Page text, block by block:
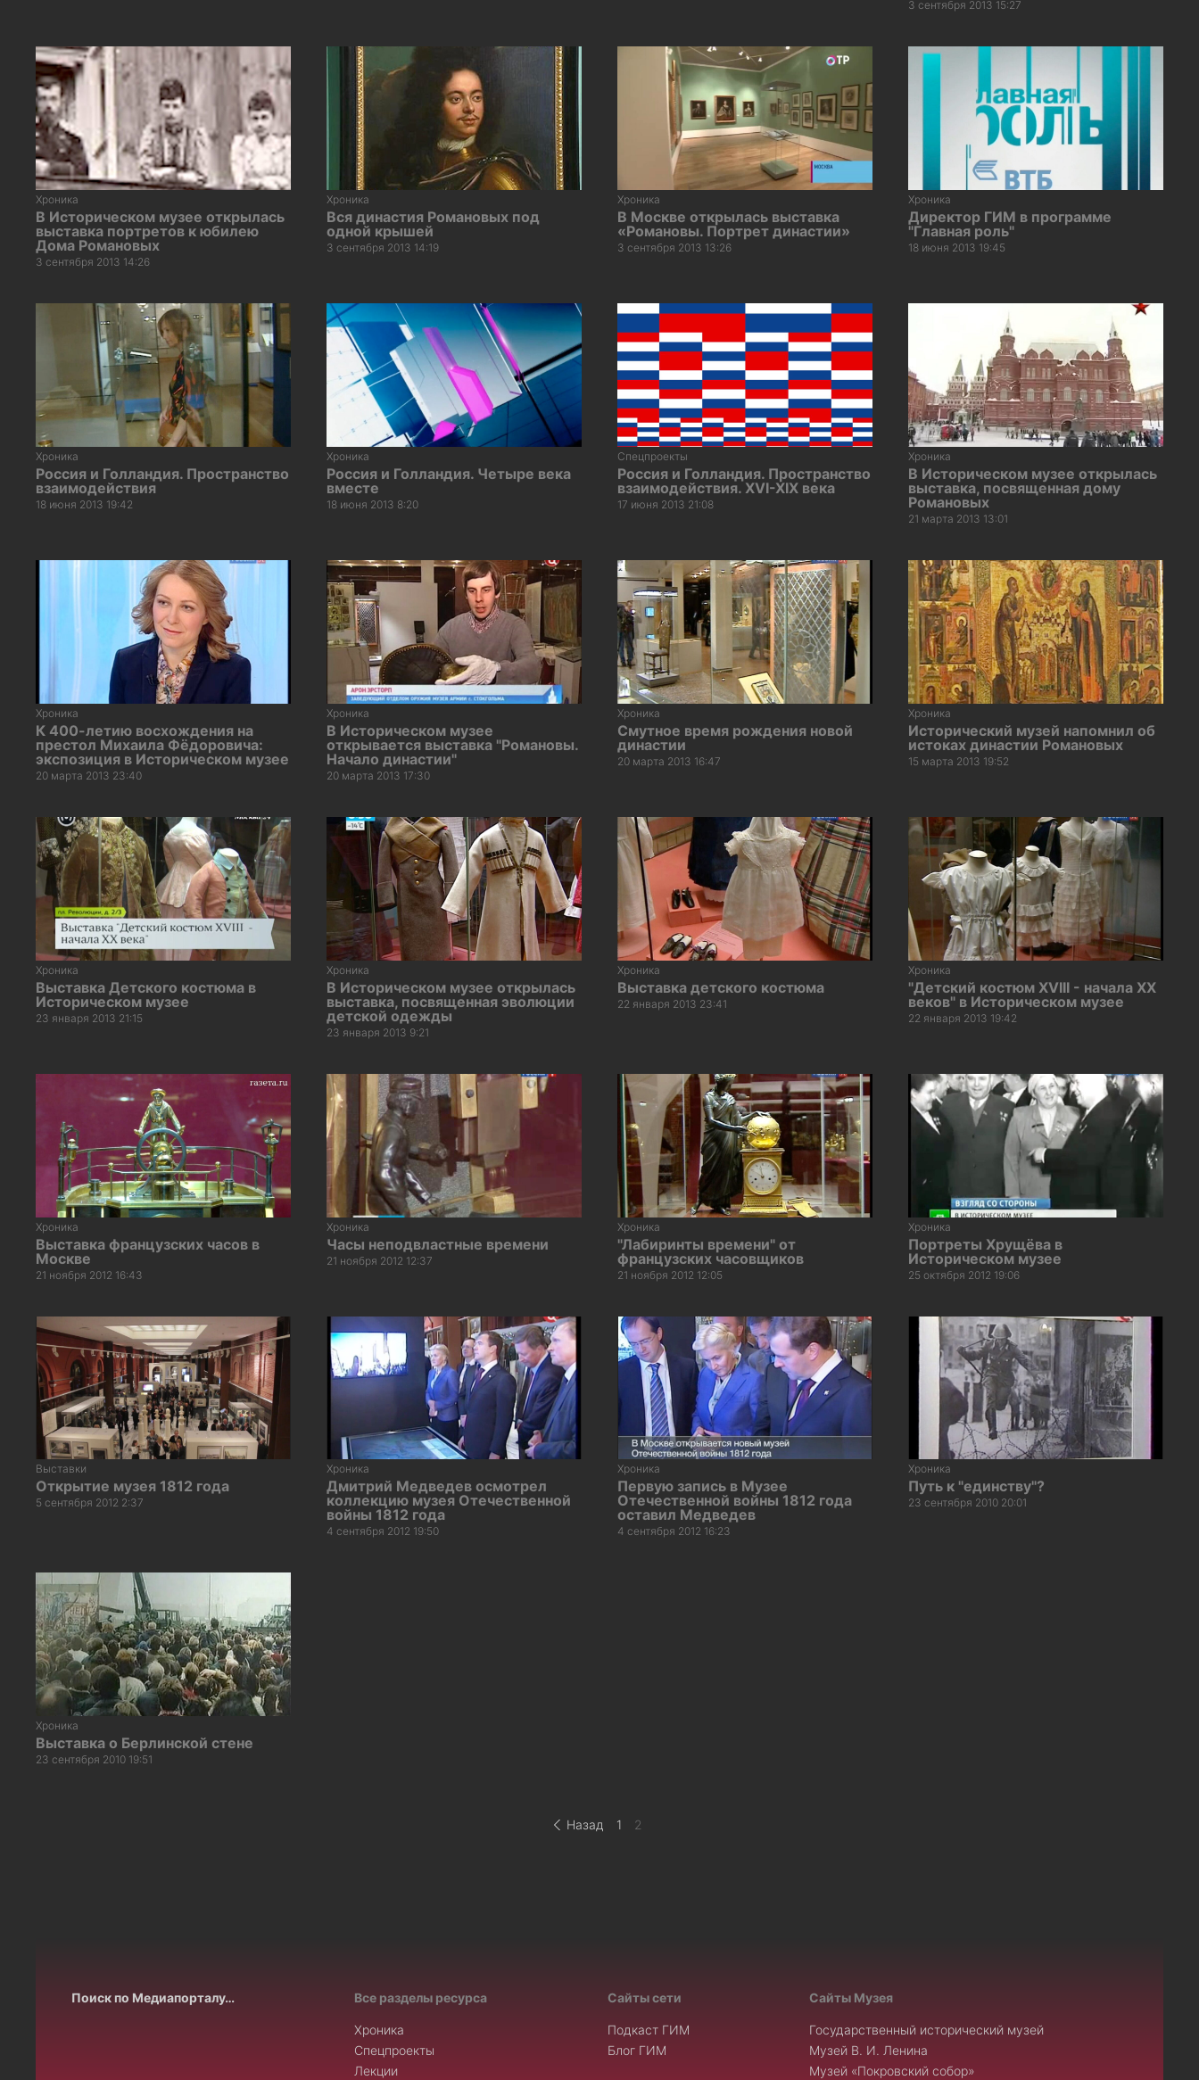
3 сентября 2013 15:27
Хроника
В Историческом музее открылась
выставка портретов к юбилею
Дома Романовых
3 сентября 2013 14:26
Хроника
Вся династия Романовых под
одной крышей
3 сентября 2013 14:19
Хроника
В Москве открылась выставка
«Романовы. Портрет династии»
3 сентября 2013 13:26
Хроника
Директор ГИМ в программе
"Главная роль"
18 июня 2013 19:45
Хроника
Россия и Голландия. Пространство
взаимодействия
18 июня 2013 19:42
Хроника
Россия и Голландия. Четыре века
вместе
18 июня 2013 8:20
Спецпроекты
Россия и Голландия. Пространство
взаимодействия. XVI-XIX века
17 июня 2013 21:08
Хроника
В Историческом музее открылась
выставка, посвященная дому
Романовых
21 марта 2013 13:01
Хроника
К 400-летию восхождения на
престол Михаила Фёдоровича:
экспозиция в Историческом музее
20 марта 2013 23:40
Хроника
В Историческом музее
открывается выставка "Романовы.
Начало династии"
20 марта 2013 17:30
Хроника
Смутное время рождения новой
династии
20 марта 2013 16:47
Хроника
Исторический музей напомнил об
истоках династии Романовых
15 марта 2013 19:52
Хроника
Выставка Детского костюма в
Историческом музее
23 января 2013 21:15
Хроника
В Историческом музее открылась
выставка, посвященная эволюции
детской одежды
23 января 2013 9:21
Хроника
Выставка детского костюма
22 января 2013 23:41
Хроника
"Детский костюм XVIII - начала XX
веков" в Историческом музее
22 января 2013 19:42
Хроника
Выставка французских часов в
Москве
21 ноября 2012 16:43
Хроника
Часы неподвластные времени
21 ноября 2012 12:37
Хроника
"Лабиринты времени" от
французских часовщиков
21 ноября 2012 12:05
Хроника
Портреты Хрущёва в
Историческом музее
25 октября 2012 19:06
Выставки
Открытие музея 1812 года
5 сентября 2012 2:37
Хроника
Дмитрий Медведев осмотрел
коллекцию музея Отечественной
войны 1812 года
4 сентября 2012 19:50
Хроника
Первую запись в Музее
Отечественной войны 1812 года
оставил Медведев
4 сентября 2012 16:23
Хроника
Путь к "единству"?
23 сентября 2010 20:01
Хроника
Выставка о Берлинской стене
23 сентября 2010 19:51
Назад 1 2
Поиск по Медиапорталу… Все разделы ресурса
Хроника
Спецпроекты
Лекции
Сайты сети
Подкаст ГИМ
Блог ГИМ
Сайты Музея
Государственный исторический музей
Музей В. И. Ленина
Музей «Покровский собор»